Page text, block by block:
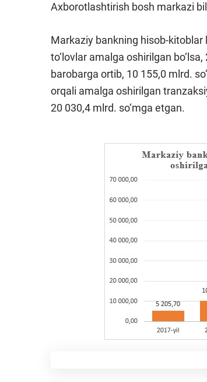
Axborotlashtirish bosh markazi
Markaziy bankning hisob-kitoblar
to‘lovlar amalga oshirilgan
barobarga ortib, 10 155,0 mlrd.
orqali amalga oshirilgan
20 030,4 mlrd. so‘mga etgan.